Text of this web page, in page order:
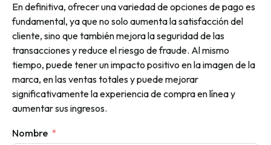
En definitiva, ofrecer una variedad de opciones de pago es
fundamental, ya que no solo aumenta la satisfacción del
cliente, sino que también mejora la seguridad de las
transacciones y reduce el riesgo de fraude. Al mismo
tiempo, puede tener un impacto positivo en la imagen de la
marca, en las ventas totales y puede mejorar
significativamente la experiencia de compra en línea y
aumentar sus ingresos.
Nombre